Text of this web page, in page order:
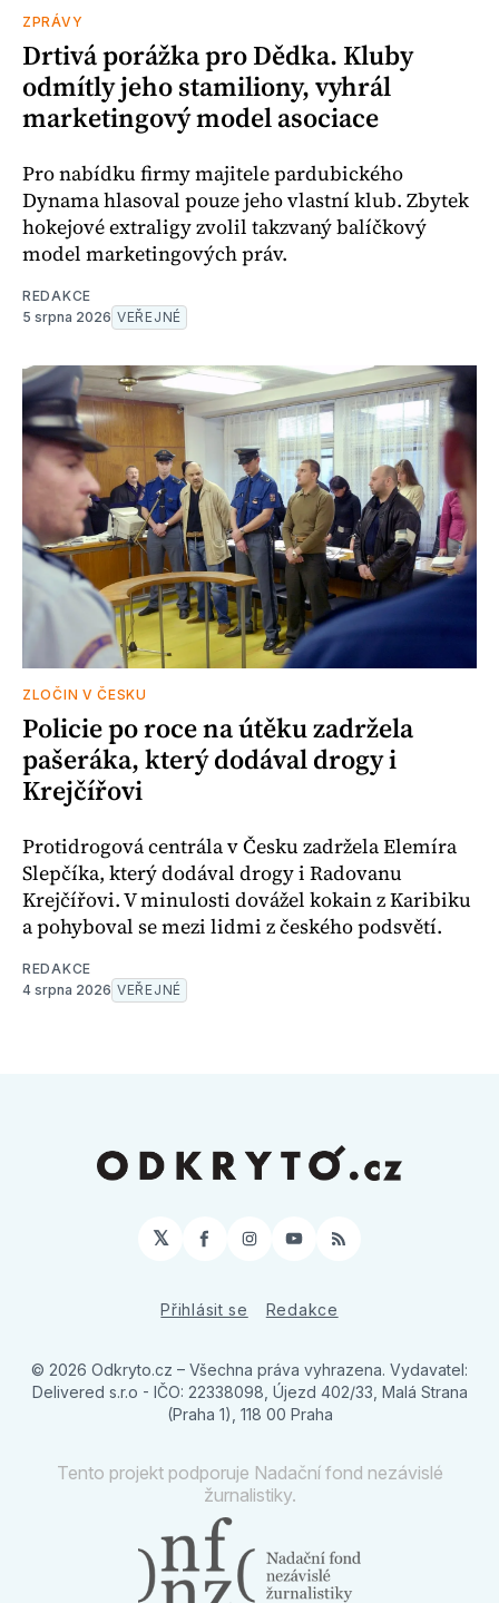
ZPRÁVY
Drtivá porážka pro Dědka. Kluby
odmítly jeho stamiliony, vyhrál
marketingový model asociace
Pro nabídku firmy majitele pardubického
Dynama hlasoval pouze jeho vlastní klub. Zbytek
hokejové extraligy zvolil takzvaný balíčkový
model marketingových práv.
REDAKCE
5 srpna 2026 VEŘEJNÉ
ZLOČIN V ČESKU
Policie po roce na útěku zadržela
pašeráka, který dodával drogy i
Krejčířovi
Protidrogová centrála v Česku zadržela Elemíra
Slepčíka, který dodával drogy i Radovanu
Krejčířovi. V minulosti dovážel kokain z Karibiku
a pohyboval se mezi lidmi z českého podsvětí.
REDAKCE
4 srpna 2026 VEŘEJNÉ
𝕏 Facebook
Instagram
YouTube
RSS
Přihlásit se Redakce
© 2026 Odkryto.cz – Všechna práva vyhrazena. Vydavatel:
Delivered s.r.o - IČO: 22338098, Újezd 402/33, Malá Strana
(Praha 1), 118 00 Praha
Tento projekt podporuje Nadační fond nezávislé
žurnalistiky.